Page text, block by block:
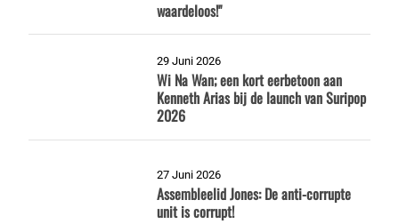
waardeloos!"
29 Juni 2026
Wi Na Wan; een kort eerbetoon aan
Kenneth Arias bij de launch van Suripop
2026
27 Juni 2026
Assembleelid Jones: De anti-corrupte
unit is corrupt!